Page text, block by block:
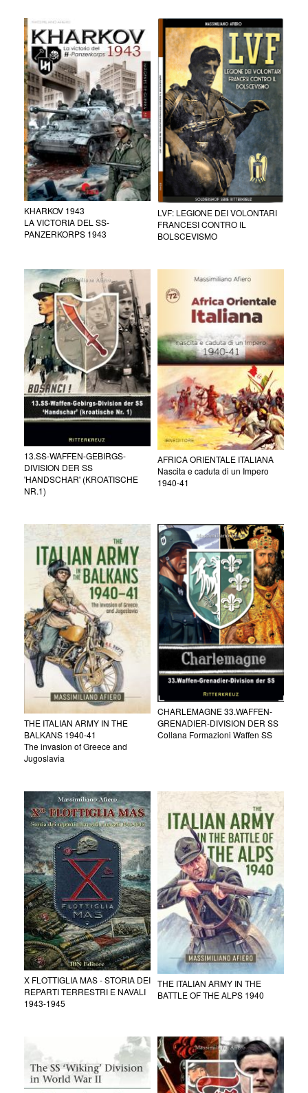
KHARKOV 1943
LA VICTORIA DEL SS-
PANZERKORPS 1943
LVF: LEGIONE DEI VOLONTARI
FRANCESI CONTRO IL
BOLSCEVISMO
13.SS-WAFFEN-GEBIRGS-
DIVISION DER SS
'HANDSCHAR' (KROATISCHE
NR.1)
AFRICA ORIENTALE ITALIANA
Nascita e caduta di un Impero
1940-41
THE ITALIAN ARMY IN THE
BALKANS 1940-41
The invasion of Greece and
Jugoslavia
CHARLEMAGNE 33.WAFFEN-
GRENADIER-DIVISION DER SS
Collana Formazioni Waffen SS
X FLOTTIGLIA MAS - STORIA DEI
REPARTI TERRESTRI E NAVALI
1943-1945
THE ITALIAN ARMY IN THE
BATTLE OF THE ALPS 1940